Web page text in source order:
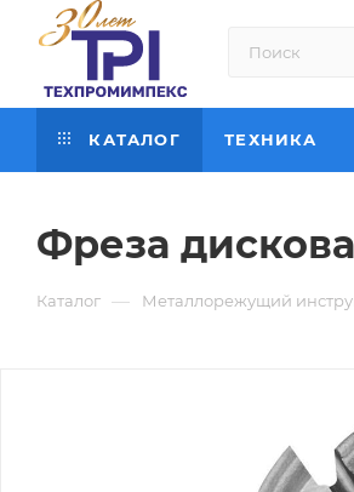
КАТАЛОГ ТЕХНИКА
Фреза
Каталог — Металлорежущий